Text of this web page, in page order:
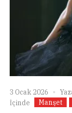
3 Ocak 2026
İçinde
Manşet